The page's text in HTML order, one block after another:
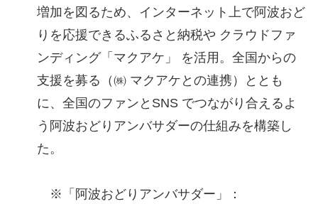
増加を図るため、インターネット上で阿波おど
りを応援できるふるさと納税や クラウドファ
ンディング「マクアケ」 を活用。全国からの
支援を募る（㈱ マクアケとの連携）ととも
に、全国のファンとSNS でつながり合えるよ
う阿波おどりアンバサダーの仕組みを構築し
た。
※「阿波おどりアンバサダー」：